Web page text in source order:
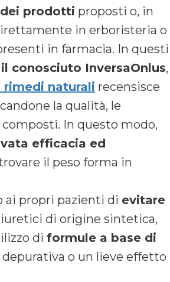
prodotti proposti o, in
in erboristeria o
in farmacia. In questi
conosciuto InversaOnlus,
naturali recensisce
la qualità, le
In questo modo,
efficacia ed
il peso forma in
ai propri pazienti di evitare
di origine sintetica,
di formule a base di
depurativa o un lieve effetto